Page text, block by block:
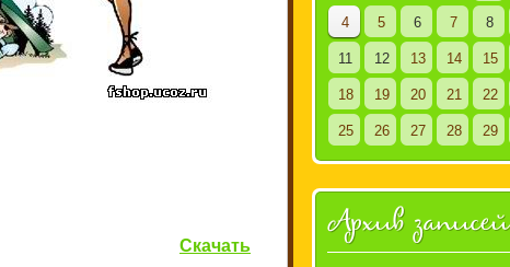
Скачать
4 5 6 7 8
11 12 13 14 15
18 19 20 21 22
25 26 27 28 29
Архив записей